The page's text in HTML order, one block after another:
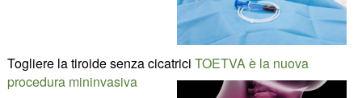
Togliere la tiroide senza cicatrici TOETVA è la nuova
procedura mininvasiva